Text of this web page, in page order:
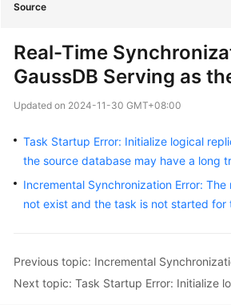
Service
Getting
Started
Best
Practices
Source
Real-Time
GaussDB Serving as
Updated on 2024-11-30 GMT+08:00
Task Startup Error: Initialize logical
the source database may have a long
Incremental Synchronization Error:
not exist and the task is not started for